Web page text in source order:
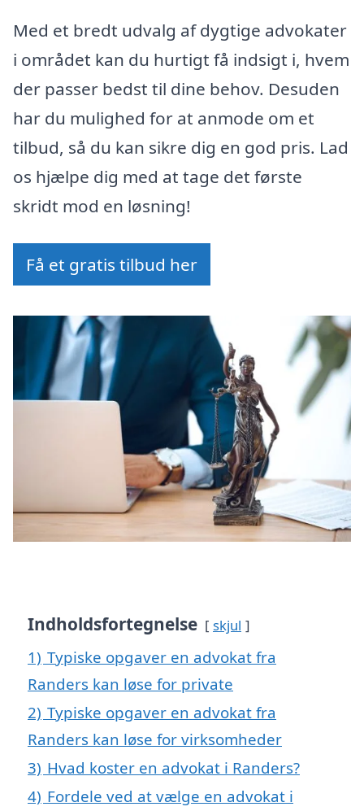
Med et bredt udvalg af dygtige advokater
i området kan du hurtigt få indsigt i, hvem
der passer bedst til dine behov. Desuden
har du mulighed for at anmode om et
tilbud, så du kan sikre dig en god pris. Lad
os hjælpe dig med at tage det første
skridt mod en løsning!
Få et gratis tilbud her
Indholdsfortegnelse skjul
1) Typiske opgaver en advokat fra
Randers kan løse for private
2) Typiske opgaver en advokat fra
Randers kan løse for virksomheder
3) Hvad koster en advokat i Randers?
4) Fordele ved at vælge en advokat i